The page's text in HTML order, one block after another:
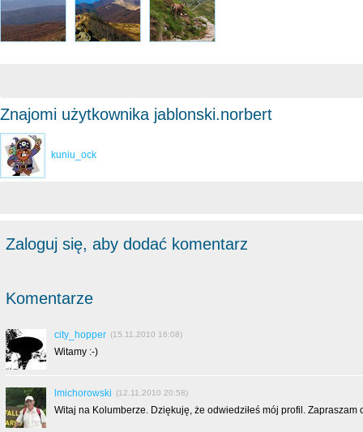
Znajomi użytkownika jablonski.norbert
kuniu_ock
Zaloguj się, aby dodać komentarz
Komentarze
city_hopper (15.11.2010 16:08)
Witamy :-)
lmichorowski (12.11.2010 20:58)
Witaj na Kolumberze. Dziękuję, że odwiedziłeś mój profil. Zapraszam